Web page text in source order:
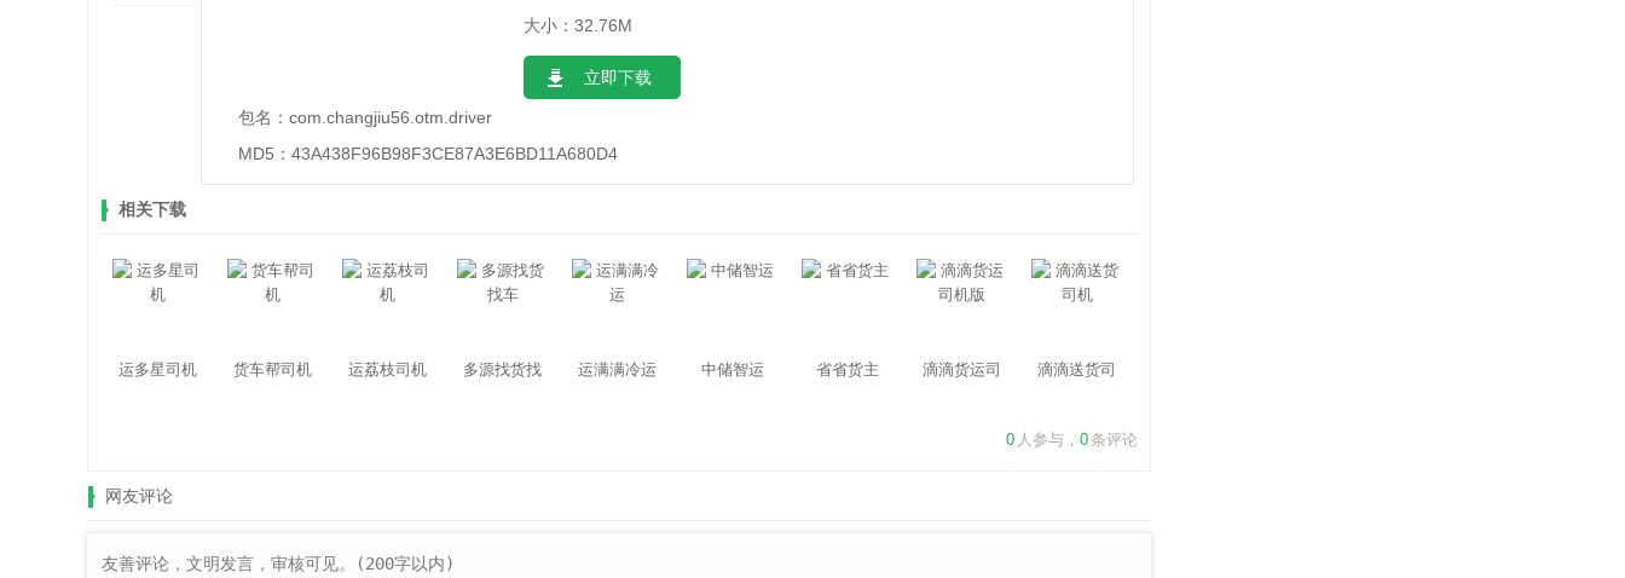
大小：32.76M
立即下载
包名： com.changjiu56.otm.driver
MD5： 43A438F96B98F3CE87A3E6BD11A680D4
相关下载
运多星司机 货车帮司机 运荔枝司机
多源找货找
运满满冷运 中储智运 省省货主
滴滴货运司
滴滴送货司
0 人参与， 0条评论
网友评论